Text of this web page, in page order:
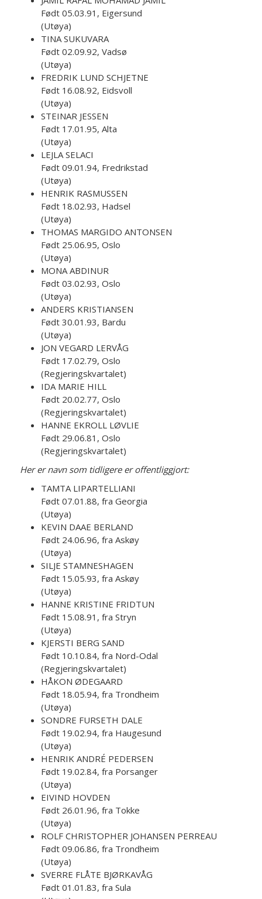
Født 05.03.91, Eigersund
(Utøya)
TINA SUKUVARA
Født 02.09.92, Vadsø
(Utøya)
FREDRIK LUND SCHJETNE
Født 16.08.92, Eidsvoll
(Utøya)
STEINAR JESSEN
Født 17.01.95, Alta
(Utøya)
LEJLA SELACI
Født 09.01.94, Fredrikstad
(Utøya)
HENRIK RASMUSSEN
Født 18.02.93, Hadsel
(Utøya)
THOMAS MARGIDO ANTONSEN
Født 25.06.95, Oslo
(Utøya)
MONA ABDINUR
Født 03.02.93, Oslo
(Utøya)
ANDERS KRISTIANSEN
Født 30.01.93, Bardu
(Utøya)
JON VEGARD LERVÅG
Født 17.02.79, Oslo
(Regjeringskvartalet)
IDA MARIE HILL
Født 20.02.77, Oslo
(Regjeringskvartalet)
HANNE EKROLL LØVLIE
Født 29.06.81, Oslo
(Regjeringskvartalet)
Her er navn som tidligere er offentliggjort:
TAMTA LIPARTELLIANI
Født 07.01.88, fra Georgia
(Utøya)
KEVIN DAAE BERLAND
Født 24.06.96, fra Askøy
(Utøya)
SILJE STAMNESHAGEN
Født 15.05.93, fra Askøy
(Utøya)
HANNE KRISTINE FRIDTUN
Født 15.08.91, fra Stryn
(Utøya)
KJERSTI BERG SAND
Født 10.10.84, fra Nord-Odal
(Regjeringskvartalet)
HÅKON ØDEGAARD
Født 18.05.94, fra Trondheim
(Utøya)
SONDRE FURSETH DALE
Født 19.02.94, fra Haugesund
(Utøya)
HENRIK ANDRÉ PEDERSEN
Født 19.02.84, fra Porsanger
(Utøya)
EIVIND HOVDEN
Født 26.01.96, fra Tokke
(Utøya)
ROLF CHRISTOPHER JOHANSEN PERREAU
Født 09.06.86, fra Trondheim
(Utøya)
SVERRE FLÅTE BJØRKAVÅG
Født 01.01.83, fra Sula